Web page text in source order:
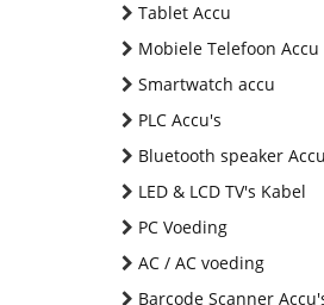
Tablet Accu
Mobiele Telefoon Accu
Smartwatch accu
PLC Accu's
Bluetooth speaker Accu
LED & LCD TV's Kabel
PC Voeding
AC / AC voeding
Barcode Scanner